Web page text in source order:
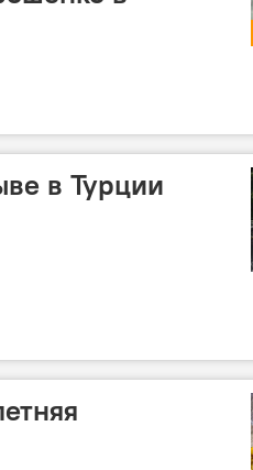
в Турции